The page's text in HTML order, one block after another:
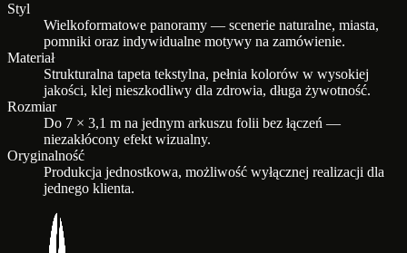
Styl
Wielkoformatowe panoramy — scenerie naturalne, miasta,
pomniki oraz indywidualne motywy na zamówienie.
Materiał
Strukturalna tapeta tekstylna, pełnia kolorów w wysokiej
jakości, klej nieszkodliwy dla zdrowia, długa żywotność.
Rozmiar
Do 7 × 3,1 m na jednym arkuszu folii bez łączeń —
niezakłócony efekt wizualny.
Oryginalność
Produkcja jednostkowa, możliwość wyłącznej realizacji dla
jednego klienta.